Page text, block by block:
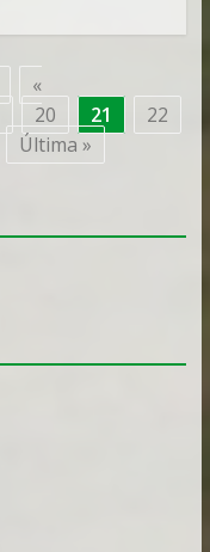
«
20 21
22
Última »